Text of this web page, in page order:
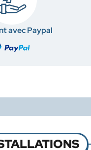
avec Paypal